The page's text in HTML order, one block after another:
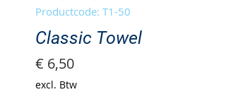
Productcode: T1-50
Classic Towel
€ 6,50Prijs
excl. Btw